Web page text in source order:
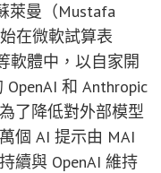
萊曼（Mustafa
在微軟試算表
軟體中，以自家開
和 Anthropic
了降低對外部模型
個 AI 提示由 MAI
續與 OpenAI 維持